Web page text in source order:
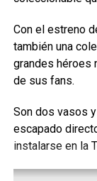
que
La llegada de
fans de LEGO
La
Con el estreno
también una
grandes héroes
de sus fans.
Son dos vasos
escapado
instalarse en la